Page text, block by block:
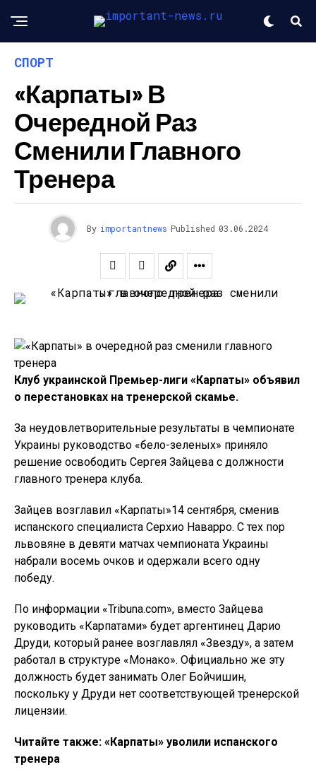
СПОРТ
«Карпаты» В
Очередной Раз
Сменили Главного
Тренера
By importantnews Published 03.06.2024
Клуб украинской Премьер-лиги «Карпаты» объявил
о перестановках на тренерской скамье.
За неудовлетворительные результаты в чемпионате
Украины руководство «бело-зеленых» приняло
решение освободить Сергея Зайцева с должности
главного тренера клуба.
Зайцев возглавил «Карпаты»14 сентября, сменив
испанского специалиста Серхио Наварро. С тех пор
львовяне в девяти матчах чемпионата Украины
набрали восемь очков и одержали всего одну
победу.
По информации «Tribuna.com», вместо Зайцева
руководить «Карпатами» будет аргентинец Дарио
Друди, который ранее возглавлял «Звезду», а затем
работал в структуре «Монако». Официально же эту
должность будет занимать Олег Бойчишин,
поскольку у Друди нет соответствующей тренерской
лицензии.
Читайте также: «Карпаты» уволили испанского
тренера